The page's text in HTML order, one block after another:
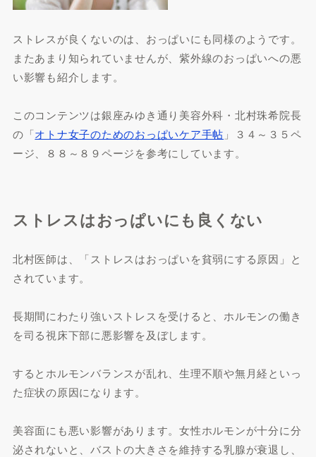
ストレスが良くないのは、おっぱいにも同様のようです。
またあまり知られていませんが、紫外線のおっぱいへの悪
い影響も紹介します。
このコンテンツは銀座みゆき通り美容外科・北村珠希院長
の「オトナ女子のためのおっぱいケア手帖 」３４～３５ペ
ージ、８８～８９ページを参考にしています。
ストレスはおっぱいにも良くない
北村医師は、「ストレスはおっぱいを貧弱にする原因」と
されています。
長期間にわたり強いストレスを受けると、ホルモンの働き
を司る視床下部に悪影響を及ぼします。
するとホルモンバランスが乱れ、生理不順や無月経といっ
た症状の原因になります。
美容面にも悪い影響があります。女性ホルモンが十分に分
泌されないと、バストの大きさを維持する乳腺が衰退し、